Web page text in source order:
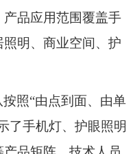
品应用范围覆盖手
明、商业空间、护
照“由点到面、由单
了手机灯、护眼照明